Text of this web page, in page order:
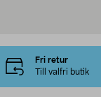
Fri retur
Till valfri butik